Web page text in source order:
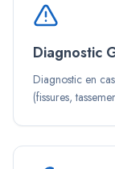
Diagnostic
Diagnostic en
(fissures,